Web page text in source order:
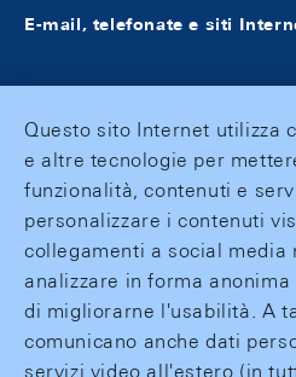
E-mail, telefonate e siti
Questo sito Internet utilizza
e altre tecnologie per
funzionalità, contenuti e
personalizzare i contenuti
collegamenti a social media
analizzare in forma
di migliorarne l'usabilità. A
comunicano anche dati
servizi video all'estero (in